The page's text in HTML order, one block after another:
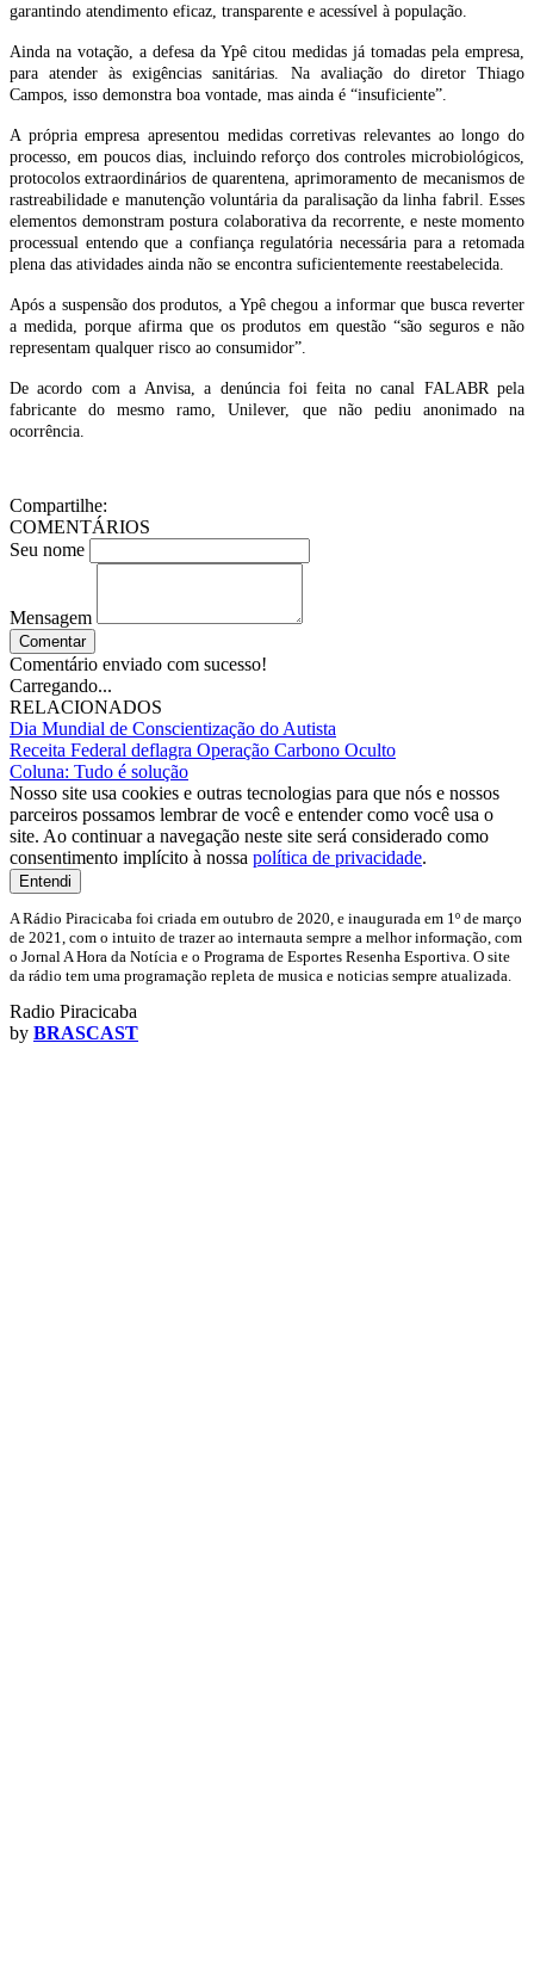
garantindo atendimento eficaz, transparente e acessível à população.
Ainda na votação, a defesa da Ypê citou medidas já tomadas pela empresa,
para atender às exigências sanitárias. Na avaliação do diretor Thiago
Campos, isso demonstra boa vontade, mas ainda é “insuficiente”.
A própria empresa apresentou medidas corretivas relevantes ao longo do
processo, em poucos dias, incluindo reforço dos controles microbiológicos,
protocolos extraordinários de quarentena, aprimoramento de mecanismos de
rastreabilidade e manutenção voluntária da paralisação da linha fabril. Esses
elementos demonstram postura colaborativa da recorrente, e neste momento
processual entendo que a confiança regulatória necessária para a retomada
plena das atividades ainda não se encontra suficientemente reestabelecida.
Após a suspensão dos produtos, a Ypê chegou a informar que busca reverter
a medida, porque afirma que os produtos em questão “são seguros e não
representam qualquer risco ao consumidor”.
De acordo com a Anvisa, a denúncia foi feita no canal FALABR pela
fabricante do mesmo ramo, Unilever, que não pediu anonimado na
ocorrência.
Compartilhe:
COMENTÁRIOS
Seu nome
Mensagem
Comentar
Comentário enviado com sucesso!
Carregando...
RELACIONADOS
Dia Mundial de Conscientização do Autista
Receita Federal deflagra Operação Carbono Oculto
Coluna: Tudo é solução
Nosso site usa cookies e outras tecnologias para que nós e nossos
parceiros possamos lembrar de você e entender como você usa o
site. Ao continuar a navegação neste site será considerado como
consentimento implícito à nossa política de privacidade.
Entendi
A Rádio Piracicaba foi criada em outubro de 2020, e inaugurada em 1º de março
de 2021, com o intuito de trazer ao internauta sempre a melhor informação, com
o Jornal A Hora da Notícia e o Programa de Esportes Resenha Esportiva. O site
da rádio tem uma programação repleta de musica e noticias sempre atualizada.
Radio Piracicaba
by BRASCAST